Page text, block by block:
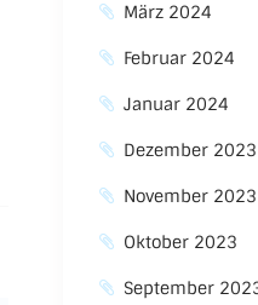
März 2024
Februar 2024
Januar 2024
Dezember 2023
November 2023
Oktober 2023
September